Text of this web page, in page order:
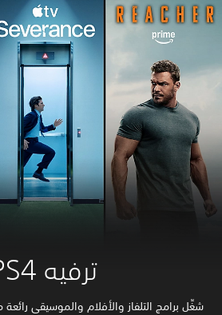
ترفيه PS4
شغِّل برامج التلفاز والأفلام والموسيقى